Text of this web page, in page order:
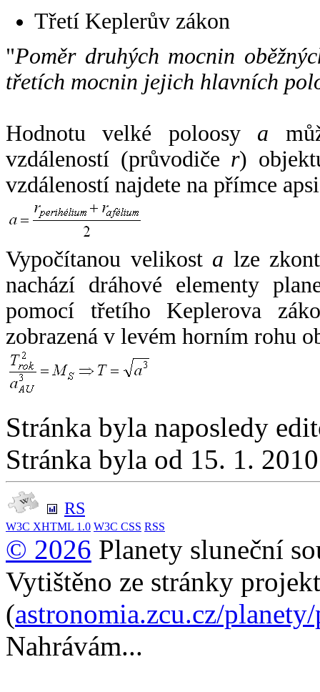
Třetí Keplerův zákon
"Poměr druhých mocnin
třetích mocnin jejich hlavních
Hodnotu velké poloosy a
vzdáleností (průvodiče r)
vzdáleností najdete na přímce
Vypočítanou velikost a lze
nachází dráhové elementy
pomocí třetího Keplerova
zobrazená v levém horním rohu
Stránka byla naposledy
Stránka byla od 15. 1.
RS
W3C XHTML 1.0 W3C CSS RSS
© 2026 Planety sluneční
Vytištěno ze stránky
(astronomia.zcu.cz/
Nahrávám...